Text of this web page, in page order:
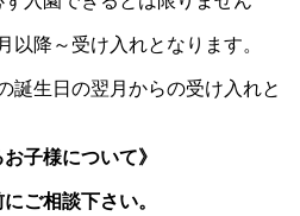
～受け入れとなります。
日の翌月からの受け入れと
子様について》
ご相談下さい。